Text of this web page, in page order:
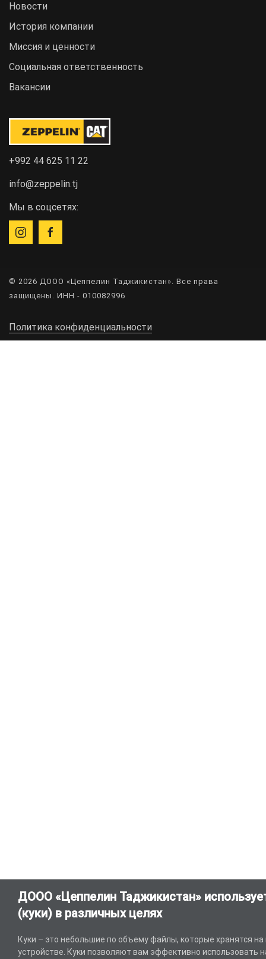
Новости
История компании
Миссия и ценности
Социальная ответственность
Вакансии
+992 44 625 11 22
info@zeppelin.tj
Мы в соцсетях:
© 2026 ДООО «Цеппелин Таджикистан». Все права
защищены. ИНН - 010082996
Политика конфиденциальности
ДООО «Цеппелин Таджикистан»
(куки) в различных целях
Куки – это небольшие по объему файлы, которые хранятся
устройстве. Куки позволяют вам эффективно использовать